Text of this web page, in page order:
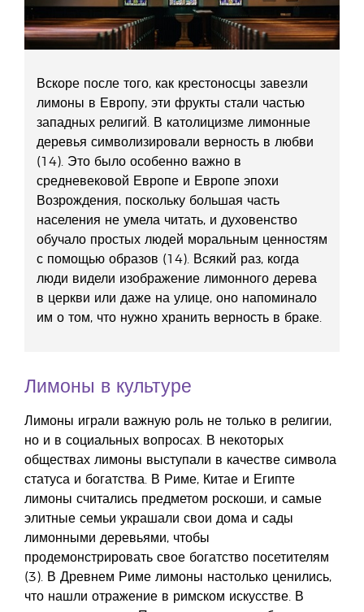
Вскоре после того, как крестоносцы завезли
лимоны в Европу, эти фрукты стали частью
западных религий. В католицизме лимонные
деревья символизировали верность в любви
(14). Это было особенно важно в
средневековой Европе и Европе эпохи
Возрождения, поскольку большая часть
населения не умела читать, и духовенство
обучало простых людей моральным ценностям
с помощью образов (14). Всякий раз, когда
люди видели изображение лимонного дерева
в церкви или даже на улице, оно напоминало
им о том, что нужно хранить верность в браке.
Лимоны в культуре
Лимоны играли важную роль не только в религии,
но и в социальных вопросах. В некоторых
обществах лимоны выступали в качестве символа
статуса и богатства. В Риме, Китае и Египте
лимоны считались предметом роскоши, и самые
элитные семьи украшали свои дома и сады
лимонными деревьями, чтобы
продемонстрировать свое богатство посетителям
(3). В Древнем Риме лимоны настолько ценились,
что нашли отражение в римском искусстве. В